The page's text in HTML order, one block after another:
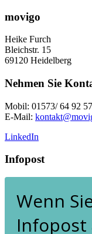
movigo
Heike Furch
Bleichstr. 15
69120 Heidelberg
Nehmen Sie
Mobil: 01573/ 64 92
E-Mail:
LinkedIn
Infopost
Wenn
Infopost